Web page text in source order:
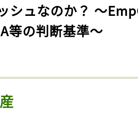
シュなのか？ 〜
等の判断基準〜